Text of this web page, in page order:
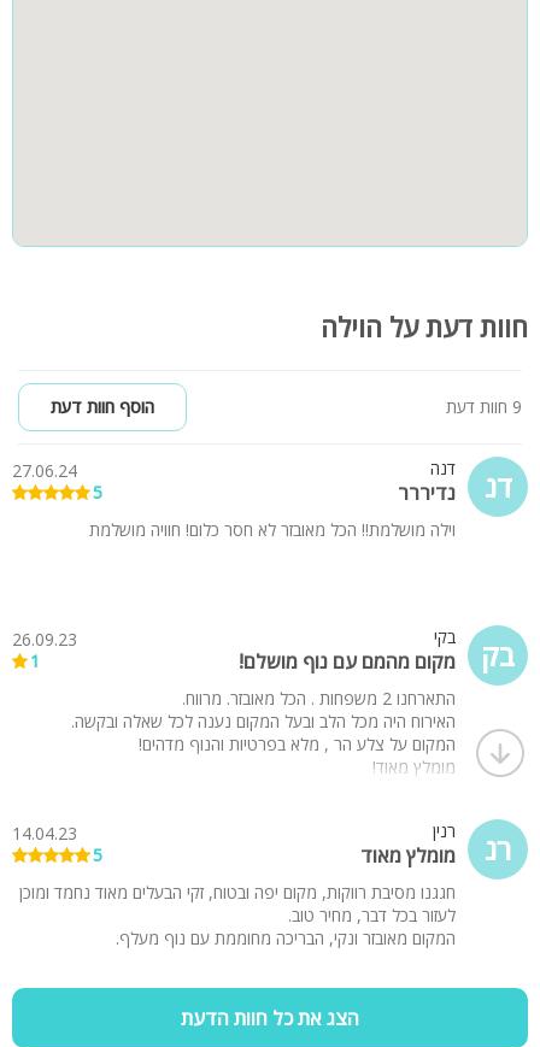
חוות דעת על הוילה
9 חוות דעת הוסף חוות דעת
דנ דנה
נדיררר
27.06.24
5
וילה מושלמת!! הכל מאובזר לא חסר כלום! חוויה מושלמת
בק בקי
מקום מהמם עם נוף מושלם!
26.09.23
1
התארחנו 2 משפחות . הכל מאובזר. מרווח.
האירוח היה מכל הלב ובעל המקום נענה לכל שאלה ובקשה.
המקום על צלע הר , מלא בפרטיות והנוף מדהים!
מומלץ מאוד!
רנ רנין
מומלץ מאוד
14.04.23
5
חגגנו מסיבת רווקות, מקום יפה ובטוח, זקי הבעלים מאוד נחמד ומוכן
לעזור בכל דבר, מחיר טוב.
המקום מאובזר ונקי, הבריכה מחוממת עם נוף מעלף.
הצג את כל חוות הדעת